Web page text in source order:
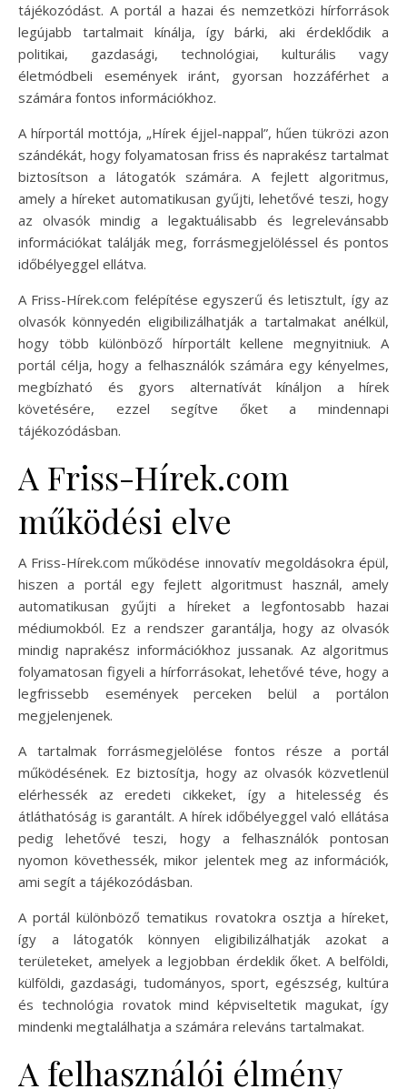
tájékozódást. A portál a hazai és nemzetközi hírforrások
legújabb tartalmait kínálja, így bárki, aki érdeklődik a
politikai, gazdasági, technológiai, kulturális vagy
életmódbeli események iránt, gyorsan hozzáférhet a
számára fontos információkhoz.
A hírportál mottója, „Hírek éjjel-nappal”, hűen tükrözi azon
szándékát, hogy folyamatosan friss és naprakész tartalmat
biztosítson a látogatók számára. A fejlett algoritmus,
amely a híreket automatikusan gyűjti, lehetővé teszi, hogy
az olvasók mindig a legaktuálisabb és legrelevánsabb
információkat találják meg, forrásmegjelöléssel és pontos
időbélyeggel ellátva.
A Friss-Hírek.com felépítése egyszerű és letisztult, így az
olvasók könnyedén eligibilizálhatják a tartalmakat anélkül,
hogy több különböző hírportált kellene megnyitniuk. A
portál célja, hogy a felhasználók számára egy kényelmes,
megbízható és gyors alternatívát kínáljon a hírek
követésére, ezzel segítve őket a mindennapi
tájékozódásban.
A Friss-Hírek.com
működési elve
A Friss-Hírek.com működése innovatív megoldásokra épül,
hiszen a portál egy fejlett algoritmust használ, amely
automatikusan gyűjti a híreket a legfontosabb hazai
médiumokból. Ez a rendszer garantálja, hogy az olvasók
mindig naprakész információkhoz jussanak. Az algoritmus
folyamatosan figyeli a hírforrásokat, lehetővé téve, hogy a
legfrissebb események perceken belül a portálon
megjelenjenek.
A tartalmak forrásmegjelölése fontos része a portál
működésének. Ez biztosítja, hogy az olvasók közvetlenül
elérhessék az eredeti cikkeket, így a hitelesség és
átláthatóság is garantált. A hírek időbélyeggel való ellátása
pedig lehetővé teszi, hogy a felhasználók pontosan
nyomon követhessék, mikor jelentek meg az információk,
ami segít a tájékozódásban.
A portál különböző tematikus rovatokra osztja a híreket,
így a látogatók könnyen eligibilizálhatják azokat a
területeket, amelyek a legjobban érdeklik őket. A belföldi,
külföldi, gazdasági, tudományos, sport, egészség, kultúra
és technológia rovatok mind képviseltetik magukat, így
mindenki megtalálhatja a számára releváns tartalmakat.
A felhasználói élmény